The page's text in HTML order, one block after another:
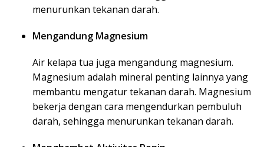
menurunkan tekanan darah.
Mengandung Magnesium
Air kelapa tua juga mengandung magnesium.
Magnesium adalah mineral penting lainnya yang
membantu mengatur tekanan darah. Magnesium
bekerja dengan cara mengendurkan pembuluh
darah, sehingga menurunkan tekanan darah.